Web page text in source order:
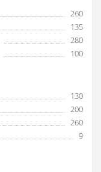
260
135
280
100
130
200
260
9